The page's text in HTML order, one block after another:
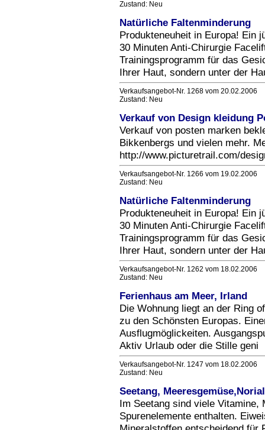
Zustand: Neu
Natürliche Faltenminderung
Produkteneuheit in Europa! Ein
30 Minuten Anti-Chirurgie
Trainingsprogramm für das
Ihrer Haut, sondern unter der
Verkaufsangebot-Nr. 1268 vom 20.02.2006
Zustand: Neu
Verkauf von Design kleidung
Verkauf von posten marken
Bikkenbergs und vielen mehr.
http://www.picturetrail.com/
Verkaufsangebot-Nr. 1266 vom 19.02.2006
Zustand: Neu
Natürliche Faltenminderung
Produkteneuheit in Europa! Ein
30 Minuten Anti-Chirurgie
Trainingsprogramm für das
Ihrer Haut, sondern unter der
Verkaufsangebot-Nr. 1262 vom 18.02.2006
Zustand: Neu
Ferienhaus am Meer, Irland
Die Wohnung liegt an der Ring
zu den Schönsten Europas.
Ausflugmöglickeiten.
Aktiv Urlaub oder die Stille geni
Verkaufsangebot-Nr. 1247 vom 18.02.2006
Zustand: Neu
Seetang,
Im Seetang sind viele Vitamine,
Spurenelemente enthalten.